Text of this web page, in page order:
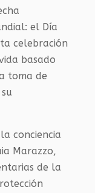
el Día
celebración
basado
toma de
conciencia
Marazzo,
de la